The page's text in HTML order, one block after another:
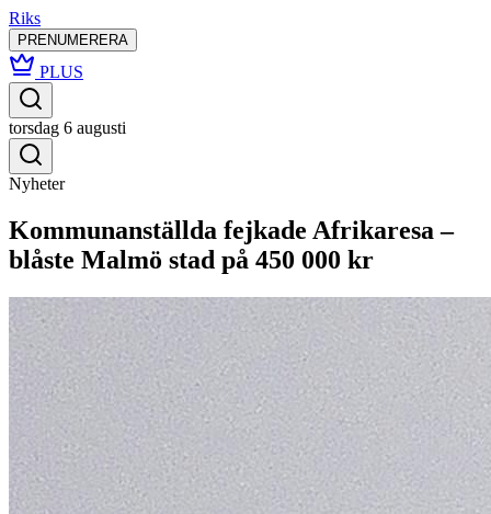
Riks
PRENUMERERA
PLUS
torsdag 6 augusti
Nyheter
Kommunanställda fejkade Afrikaresa –
blåste Malmö stad på 450 000 kr